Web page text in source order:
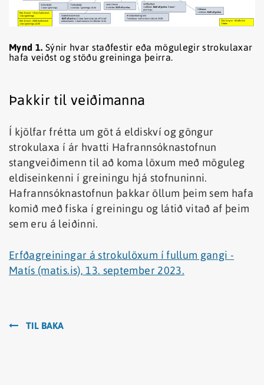
Mynd 1. Sýnir hvar staðfestir eða mögulegir strokulaxar
hafa veiðst og stöðu greininga þeirra.
Þakkir til veiðimanna
Í kjölfar frétta um göt á eldiskví og göngur
strokulaxa í ár hvatti Hafrannsóknastofnun
stangveiðimenn til að koma löxum með möguleg
eldiseinkenni í greiningu hjá stofnuninni.
Hafrannsóknastofnun þakkar öllum þeim sem hafa
komið með fiska í greiningu og látið vitað af þeim
sem eru á leiðinni.
Erfðagreiningar á strokulöxum í fullum gangi -
Matís (matis.is), 13. september 2023.
TIL BAKA